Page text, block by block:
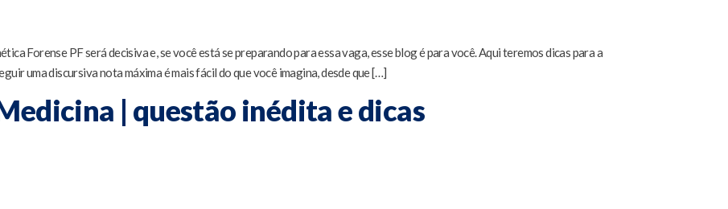
Forense PF será decisiva e, se você está se preparando para essa vaga, esse blog é para você. Aqui teremos dicas para a
uma discursiva nota máxima é mais fácil do que você imagina, desde que […]
| questão inédita e dicas